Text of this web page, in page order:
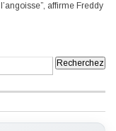
affirme Freddy